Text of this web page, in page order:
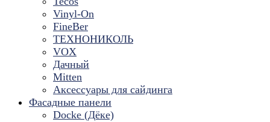
Vinyl-On
FineBer
ТЕХНОНИКОЛЬ
VOX
Дачный
Mitten
Аксессуары для сайдинга
Фасадные панели
Docke (Дёке)